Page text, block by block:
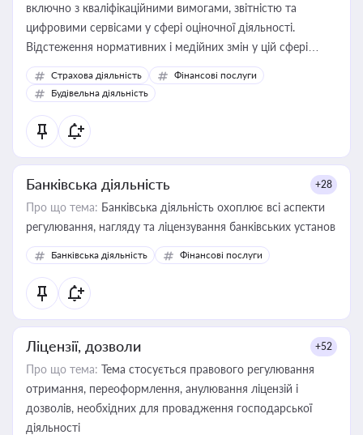
включно з кваліфікаційними вимогами, звітністю та
цифровими сервісами у сфері оціночної діяльності.
Відстеження нормативних і медійних змін у цій сфері
корисне для власника бізнесу, керівника, юриста або
бухгалтера під час оподаткування, приватизації, оренди
державного майна, корпоративних угод і перевірки
статусу суб'єктів оціночної діяльності
Страхова діяльність
Фінансові послуги
Будівельна діяльність
Банківська діяльність +28
Про що тема: Банківська діяльність охоплює всі аспекти
регулювання, нагляду та ліцензування банківських установ
Банківська діяльність Фінансові послуги
Ліцензії, дозволи +52
Про що тема: Тема стосується правового регулювання
отримання, переоформлення, анулювання ліцензій і
дозволів, необхідних для провадження господарської
діяльності